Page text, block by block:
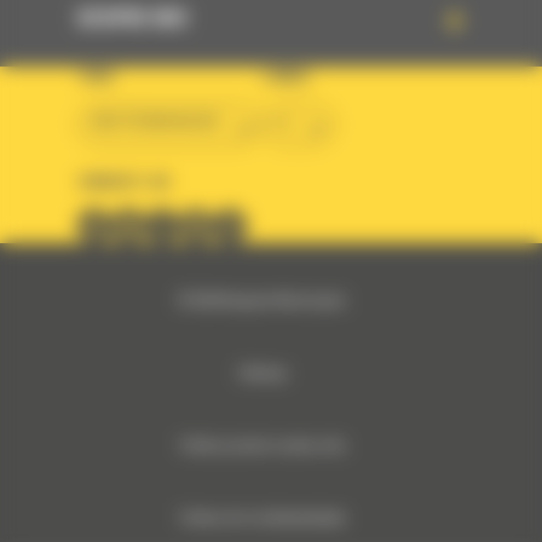
TARA LIMBA